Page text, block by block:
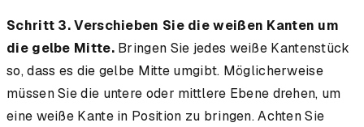
Schritt 3. Verschieben Sie die weißen Kanten um
die gelbe Mitte.Bringen Sie jedes weiße Kantenstück
so, dass es die gelbe Mitte umgibt. Möglicherweise
müssen Sie die untere oder mittlere Ebene drehen, um
eine weiße Kante in Position zu bringen. Achten Sie